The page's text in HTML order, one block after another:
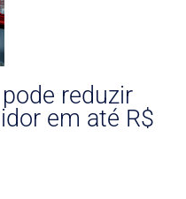
reduzir
em até R$